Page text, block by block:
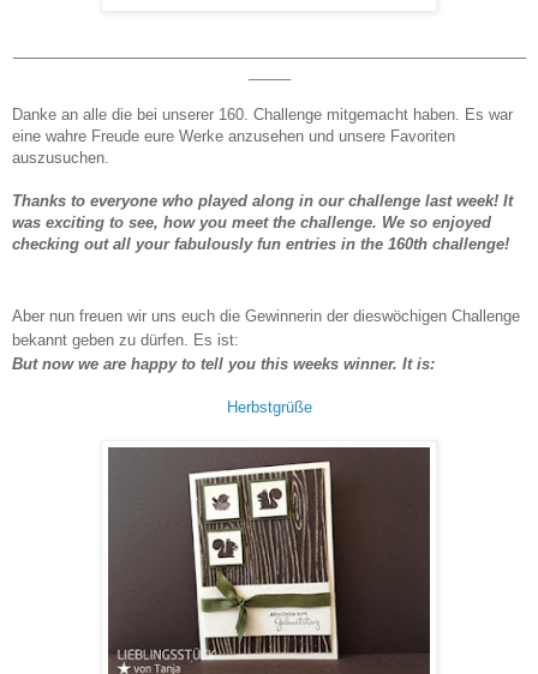
Danke an alle die bei unserer 160. Challenge mitgemacht haben. Es war
eine wahre Freude eure Werke anzusehen und unsere Favoriten
auszusuchen.
Thanks to everyone who played along in our challenge last week! It
was exciting to see, how you meet the challenge. We so enjoyed
checking out all your fabulously fun entries in the 160th challenge!
Aber nun freuen wir uns euch die Gewinnerin der dieswöchigen Challenge
bekannt geben zu dürfen. Es ist:
But now we are happy to tell you this weeks winner. It is:
Herbstgrüße